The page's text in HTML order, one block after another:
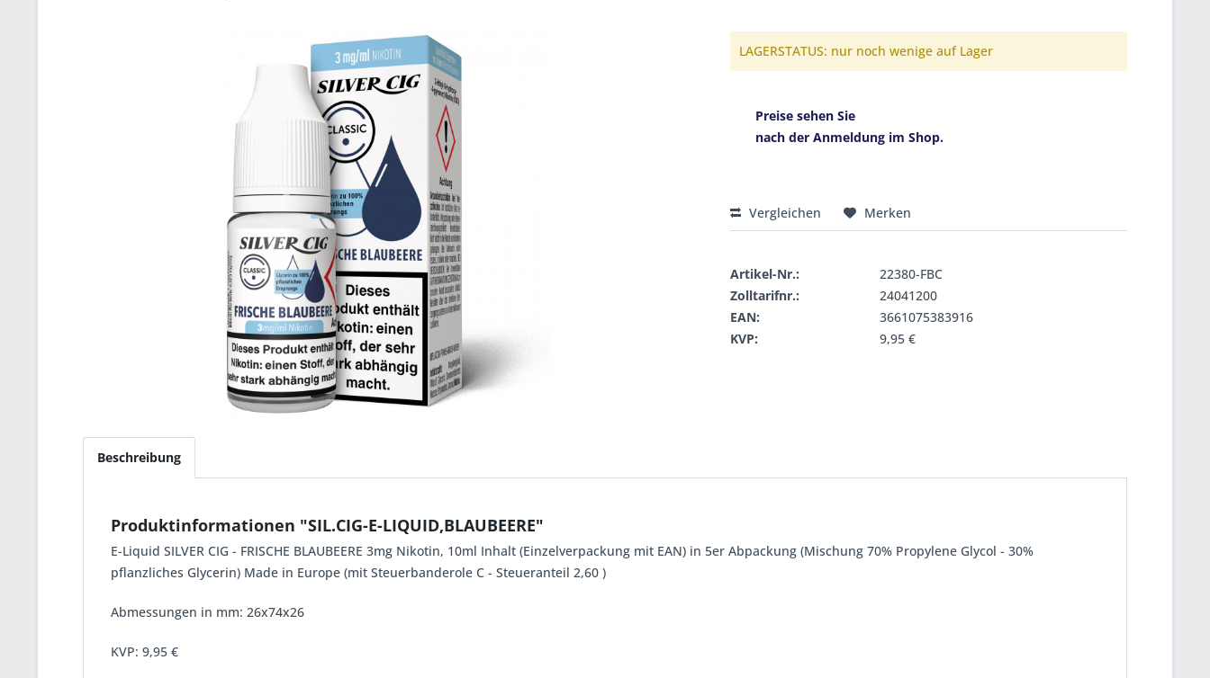
LAGERSTATUS: nur noch wenige auf Lager
Preise sehen Sie
nach der Anmeldung im Shop.
Vergleichen Merken
Artikel-Nr.:
22380-FBC
Zolltarifnr.:
24041200
EAN:
3661075383916
KVP:
9,95 €
Beschreibung
Produktinformationen "SIL.CIG-E-LIQUID,BLAUBEERE"
E-Liquid SILVER CIG - FRISCHE BLAUBEERE 3mg Nikotin, 10ml Inhalt (Einzelverpackung mit EAN) in 5er Abpackung (Mischung 70% Propylene Glycol - 30%
pflanzliches Glycerin) Made in Europe (mit Steuerbanderole C - Steueranteil 2,60 )
Abmessungen in mm: 26x74x26
KVP: 9,95 €